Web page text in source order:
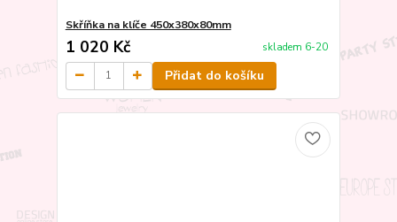
Skříňka na klíče 450x380x80mm
1 020 Kč skladem 6-20
Přidat do košíku